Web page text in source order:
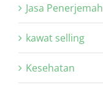
Jasa Penerjemah
kawat selling
Kesehatan